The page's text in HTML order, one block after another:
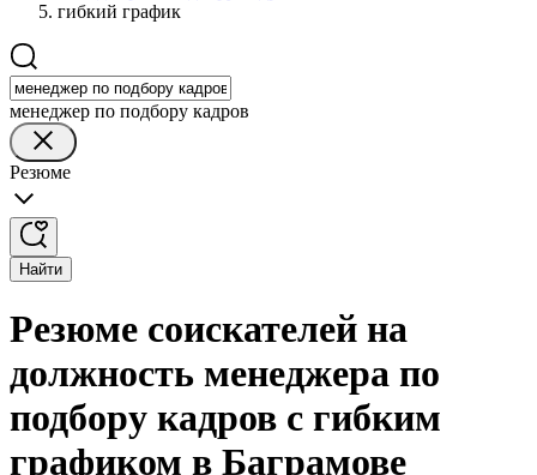
гибкий график
менеджер по подбору кадров
Резюме
Найти
Резюме соискателей на
должность менеджера по
подбору кадров с гибким
графиком в Баграмове